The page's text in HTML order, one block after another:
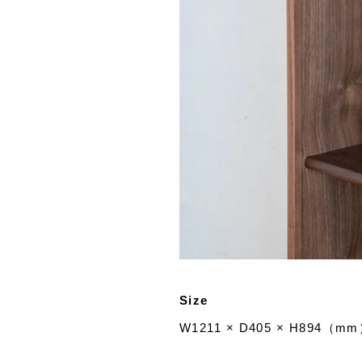
Size
W1211 × D405 × H894（mm